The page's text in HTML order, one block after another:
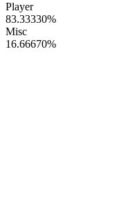
Player
83.33330%
Misc
16.66670%